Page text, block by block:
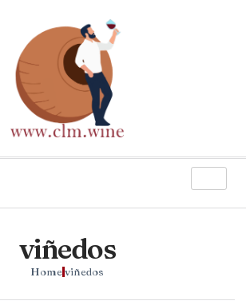
viñedos
Homeviñedos